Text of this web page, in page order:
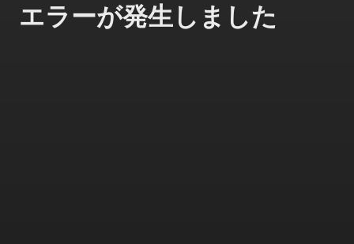
エラーが発生しました